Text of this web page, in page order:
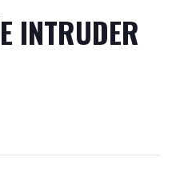
INTRUDER